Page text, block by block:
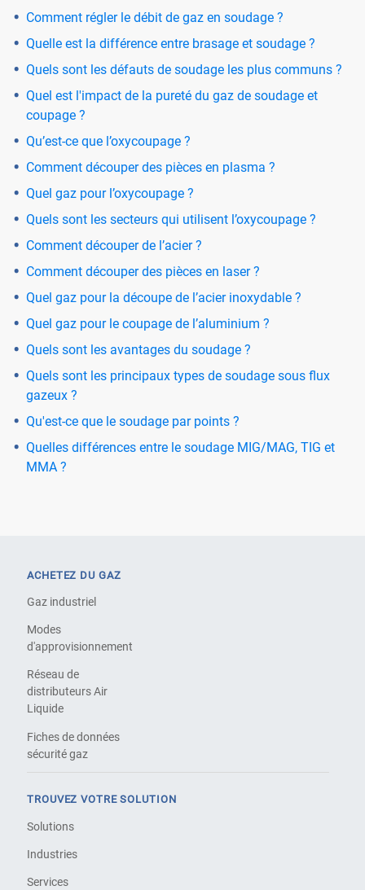
Comment régler le débit de gaz en soudage ?
Quelle est la différence entre brasage et soudage ?
Quels sont les défauts de soudage les plus communs ?
Quel est l'impact de la pureté du gaz de soudage et
coupage ?
Qu’est-ce que l’oxycoupage ?
Comment découper des pièces en plasma ?
Quel gaz pour l’oxycoupage ?
Quels sont les secteurs qui utilisent l’oxycoupage ?
Comment découper de l’acier ?
Comment découper des pièces en laser ?
Quel gaz pour la découpe de l’acier inoxydable ?
Quel gaz pour le coupage de l’aluminium ?
Quels sont les avantages du soudage ?
Quels sont les principaux types de soudage sous flux
gazeux ?
Qu'est-ce que le soudage par points ?
Quelles différences entre le soudage MIG/MAG, TIG et
MMA ?
ACHETEZ DU GAZ
Gaz industriel
Modes
d'approvisionnement
Réseau de
distributeurs Air
Liquide
Fiches de données
sécurité gaz
TROUVEZ VOTRE SOLUTION
Solutions
Industries
Services